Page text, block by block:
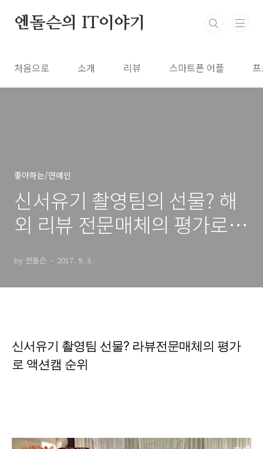
엔돌슨의 IT이야기
처음으로 소개 리뷰 스마트폰 어플
좋아하는/연예인
신서유기 촬영팀의 선물? 해
외 리뷰 전문매체의 평가로
by 엔돌슨 2017. 9. 3.
신서유기 촬영팀 선물? 라뷰전문매체의 평가
로 액션캠 순위